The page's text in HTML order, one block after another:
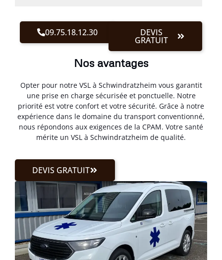
09.75.18.12.30 DEVIS
GRATUIT
Nos avantages
Opter pour notre VSL à Schwindratzheim vous garantit
une prise en charge sécurisée et ponctuelle. Notre
priorité est votre confort et votre sécurité. Grâce à notre
expérience dans le domaine du transport conventionné,
nous répondons aux exigences de la CPAM. Votre santé
mérite un VSL à Schwindratzheim de qualité.
DEVIS GRATUIT